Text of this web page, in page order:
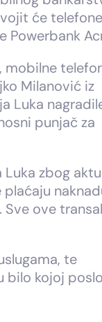
će telefone
Powerbank
mobilne
Milanović iz
Luka
punjač za
zbog
ove
te
bilo kojoj